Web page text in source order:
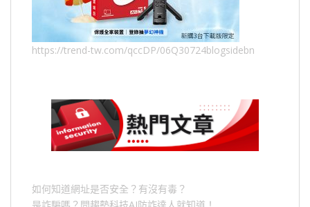
https://trend-tw.com/qccDP/06Q30724blogsidebn
如何知道網址是否安全？有沒有毒？